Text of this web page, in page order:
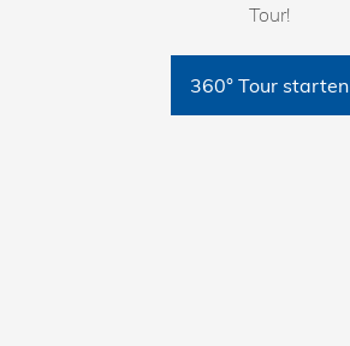
Tour!
360° Tour starten